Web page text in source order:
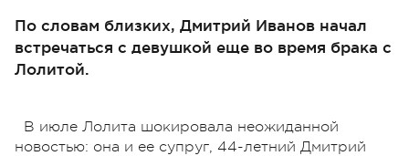
По словам близких, Дмитрий Иванов начал
встречаться с девушкой еще во время брака с
Лолитой.
В июле Лолита шокировала неожиданной
новостью: она и ее супруг, 44-летний Дмитрий